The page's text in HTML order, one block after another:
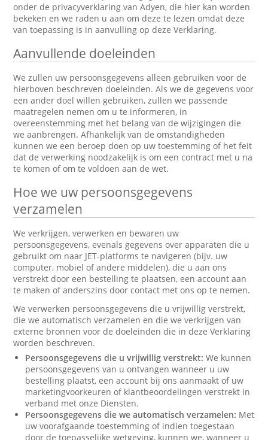
onder de privacyverklaring van Adyen, die hier kan worden
bekeken en we raden u aan om deze te lezen omdat deze
van toepassing is in aanvulling op deze Verklaring.
Aanvullende doeleinden
We zullen uw persoonsgegevens alleen gebruiken voor de
hierboven beschreven doeleinden. Als we de gegevens voor
een ander doel willen gebruiken, zullen we passende
maatregelen nemen om u te informeren, in
overeenstemming met het belang van de wijzigingen die
we aanbrengen. Afhankelijk van de omstandigheden
kunnen we een beroep doen op uw toestemming of het feit
dat de verwerking noodzakelijk is om een contract met u na
te komen of om te voldoen aan de wet.
Hoe we uw persoonsgegevens
verzamelen
We verkrijgen, verwerken en bewaren uw
persoonsgegevens, evenals gegevens over apparaten die u
gebruikt om naar JET-platforms te navigeren (bijv. uw
computer, mobiel of andere middelen), die u aan ons
verstrekt door een bestelling te plaatsen, een account aan
te maken of anderszins door contact met ons op te nemen.
We verwerken persoonsgegevens die u vrijwillig verstrekt,
die we automatisch verzamelen en die we verkrijgen van
externe bronnen voor de doeleinden die in deze Verklaring
worden beschreven.
Persoonsgegevens die u vrijwillig verstrekt: We kunnen
persoonsgegevens van u ontvangen wanneer u uw
bestelling plaatst, een account bij ons aanmaakt of uw
marketingvoorkeuren of klantbeoordelingen verstrekt in
verband met onze Diensten.
Persoonsgegevens die we automatisch verzamelen: Met
uw voorafgaande toestemming of indien toegestaan
door de toepasselijke wetgeving, kunnen we, wanneer u